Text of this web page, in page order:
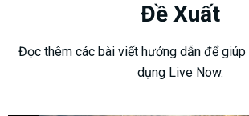
Đề Xuất
Đọc thêm các bài viết hướng dẫn để
dụng Live Now.